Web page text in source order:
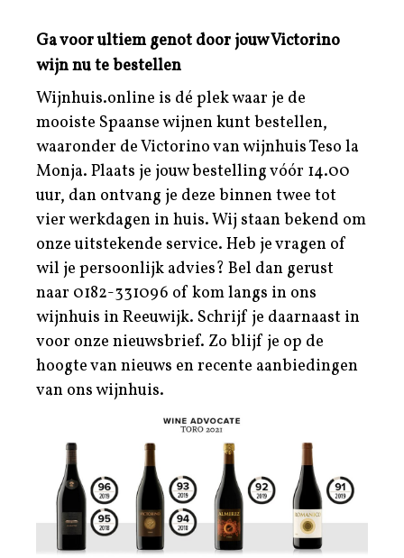
Ga voor ultiem genot door jouw Victorino
wijn nu te bestellen
Wijnhuis.online is dé plek waar je de
mooiste Spaanse wijnen kunt bestellen,
waaronder de Victorino van wijnhuis Teso la
Monja. Plaats je jouw bestelling vóór 14.00
uur, dan ontvang je deze binnen twee tot
vier werkdagen in huis. Wij staan bekend om
onze uitstekende service. Heb je vragen of
wil je persoonlijk advies? Bel dan gerust
naar 0182-331096 of kom langs in ons
wijnhuis in Reeuwijk. Schrijf je daarnaast in
voor onze nieuwsbrief. Zo blijf je op de
hoogte van nieuws en recente aanbiedingen
van ons wijnhuis.